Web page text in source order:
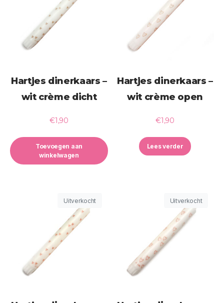
Hartjes dinerkaars –
wit crème dicht
€1,90
Toevoegen aan
winkelwagen
Hartjes dinerkaars –
wit crème open
€1,90
Lees verder
Uitverkocht Uitverkocht